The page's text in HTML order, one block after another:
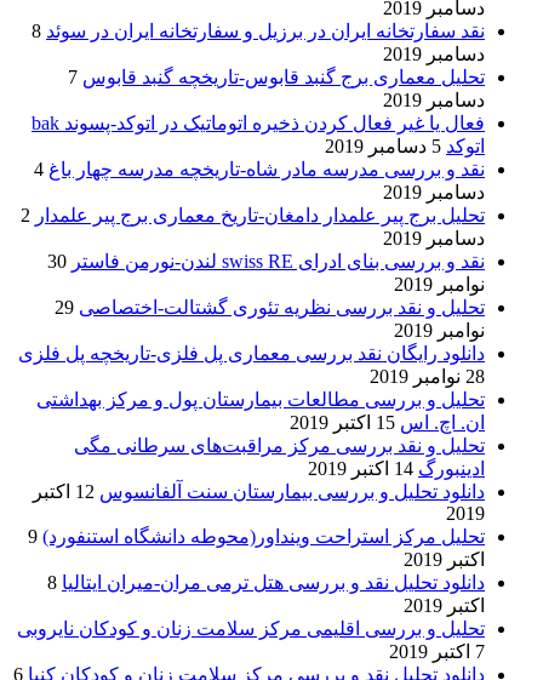
دسامبر 2019
نقد سفارتخانه ایران در برزیل و سفارتخانه ایران در سوئد 8
دسامبر 2019
تحلیل معماری برج گنبد قابوس-تاریخچه گنبد قابوس 7
دسامبر 2019
فعال یا غیر فعال کردن ذخیره اتوماتیک در اتوکد-پسوند bak
اتوکد 5 دسامبر 2019
نقد و بررسی مدرسه مادر شاه-تاریخچه مدرسه چهار باغ 4
دسامبر 2019
تحلیل برج پیر علمدار دامغان-تاریخ معماری برج پیر علمدار 2
دسامبر 2019
نقد و بررسی بنای ادرای swiss RE لندن-نورمن فاستر
30
نوامبر 2019
تحلیل و نقد بررسی نظریه تئوری گشتالت-اختصاصی 29
نوامبر 2019
دانلود رایگان نقد بررسی معماری پل فلزی-تاریخچه پل فلزی
28 نوامبر 2019
تحلیل و بررسی مطالعات بیمارستان پول و مرکز بهداشتی
ان. اچ. اس 15 اکتبر 2019
تحلیل و نقد بررسی مرکز مراقبت‌های سرطانی مگی
ادینبورگ 14 اکتبر 2019
دانلود تحلیل و بررسی بیمارستان سنت آلفانسوس
12 اکتبر
2019
تحلیل مرکز استراحت وینداور(محوطه دانشگاه استنفورد) 9
اکتبر 2019
دانلود تحلیل نقد و بررسی هتل ترمی مران-میران ایتالیا 8
اکتبر 2019
تحلیل و بررسی اقلیمی مرکز سلامت زنان و کودکان نایروبی
7 اکتبر 2019
دانلود تحلیل نقد و بررسی مرکز سلامت زنان و کودکان کنیا 6